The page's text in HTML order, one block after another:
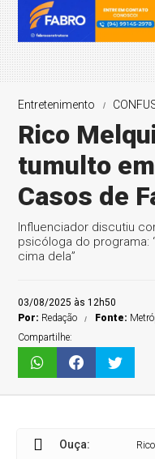
Entretenimento
Rico
tumulto
Casos de
Influenciador discutiu
psicóloga do programa:
cima dela”
03/08/2025 às 12h50
Por: Redação Fonte:
Compartilhe:
Ouça: Rico